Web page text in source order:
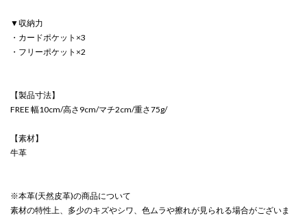
▼収納力
・カードポケット×3
・フリーポケット×2
【製品寸法】
FREE 幅10cm/高さ9cm/マチ2cm/重さ75g/
【素材】
牛革
※本革(天然皮革)の商品について
素材の特性上、多少のキズやシワ、色ムラや擦れが見られる場合がございま